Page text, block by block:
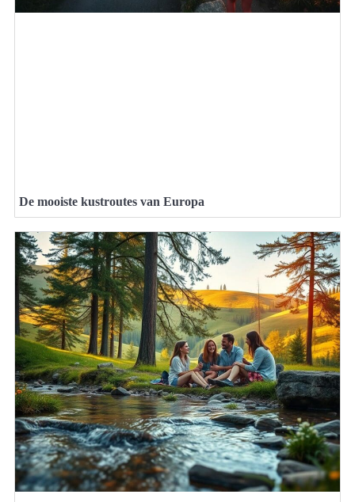
De mooiste kustroutes van Europa